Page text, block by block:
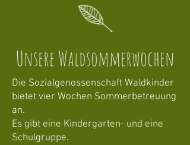
Unsere Waldsommerwochen
Die Sozialgenossenschaft Waldkinder
bietet vier Wochen Sommerbetreuung
an.
Es gibt eine Kindergarten- und eine
Schulgruppe.